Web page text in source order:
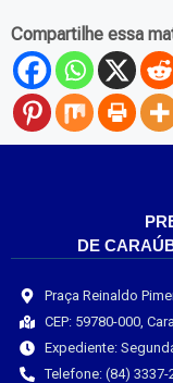
Compartilhe essa
DE
Praça Reinaldo
CEP: 59780-000,
Expediente:
Telefone: (84) 3337-